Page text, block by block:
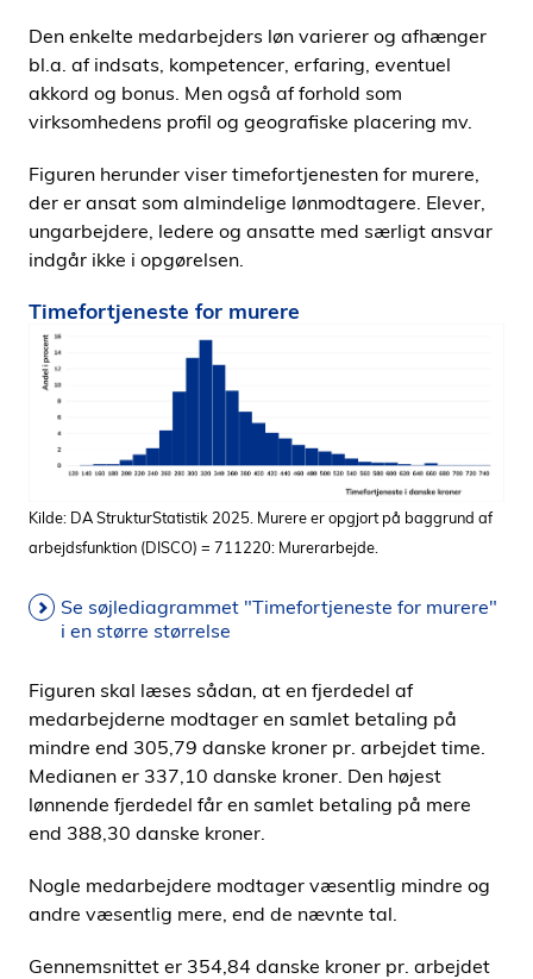
Den enkelte medarbejders løn varierer og afhænger
bl.a. af indsats, kompetencer, erfaring, eventuel
akkord og bonus. Men også af forhold som
virksomhedens profil og geografiske placering mv.
Figuren herunder viser timefortjenesten for murere,
der er ansat som almindelige lønmodtagere. Elever,
ungarbejdere, ledere og ansatte med særligt ansvar
indgår ikke i opgørelsen.
Timefortjeneste for murere
Kilde: DA StrukturStatistik 2025. Murere er opgjort på baggrund af
arbejdsfunktion (DISCO) = 711220: Murerarbejde.
Se søjlediagrammet "Timefortjeneste for murere"
i en større størrelse
Figuren skal læses sådan, at en fjerdedel af
medarbejderne modtager en samlet betaling på
mindre end 305,79 danske kroner pr. arbejdet time.
Medianen er 337,10 danske kroner. Den højest
lønnende fjerdedel får en samlet betaling på mere
end 388,30 danske kroner.
Nogle medarbejdere modtager væsentlig mindre og
andre væsentlig mere, end de nævnte tal.
Gennemsnittet er 354,84 danske kroner pr. arbejdet